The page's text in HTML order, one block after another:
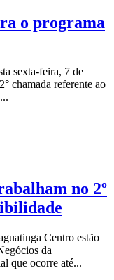
o programa
sexta-feira, 7 de
chamada referente ao
no 2º
Centro estão
da
que ocorre até...